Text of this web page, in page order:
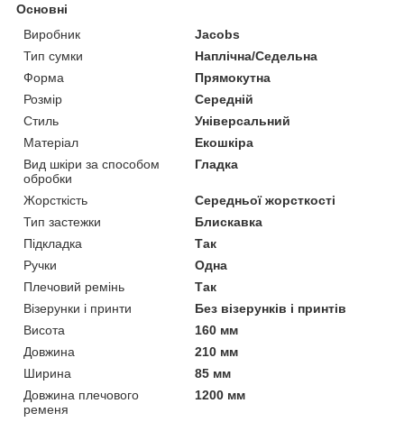
Основні
Виробник
Jacobs
Тип сумки
Наплічна/Седельна
Форма
Прямокутна
Розмір
Середній
Стиль
Універсальний
Матеріал
Екошкіра
Вид шкіри за способом
обробки
Гладка
Жорсткість
Середньої жорсткості
Тип застежки
Блискавка
Підкладка
Так
Ручки
Одна
Плечовий ремінь
Так
Візерунки і принти
Без візерунків і принтів
Висота
160 мм
Довжина
210 мм
Ширина
85 мм
Довжина плечового
ременя
1200 мм